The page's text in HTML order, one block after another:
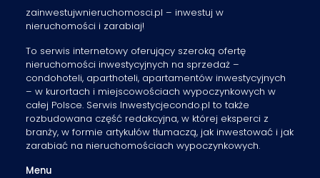
zainwestujwnieruchomosci.pl – inwestuj w
nieruchomości i zarabiaj!
To serwis internetowy oferujący szeroką ofertę
nieruchomości inwestycyjnych na sprzedaż –
condohoteli, aparthoteli, apartamentów inwestycyjnych
– w kurortach i miejscowościach wypoczynkowych w
całej Polsce. Serwis Inwestycjecondo.pl to także
rozbudowana część redakcyjna, w której eksperci z
branży, w formie artykułów tłumaczą, jak inwestować i jak
zarabiać na nieruchomościach wypoczynkowych.
Menu